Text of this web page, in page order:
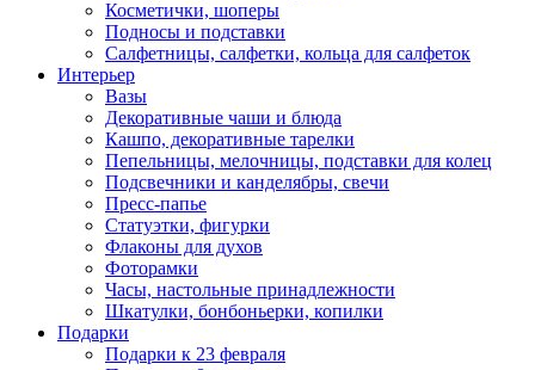
Косметички, шоперы
Подносы и подставки
Салфетницы, салфетки, кольца для салфеток
Интерьер
Вазы
Декоративные чаши и блюда
Кашпо, декоративные тарелки
Пепельницы, мелочницы, подставки для колец
Подсвечники и канделябры, свечи
Пресс-папье
Статуэтки, фигурки
Флаконы для духов
Фоторамки
Часы, настольные принадлежности
Шкатулки, бонбоньерки, копилки
Подарки
Подарки к 23 февраля